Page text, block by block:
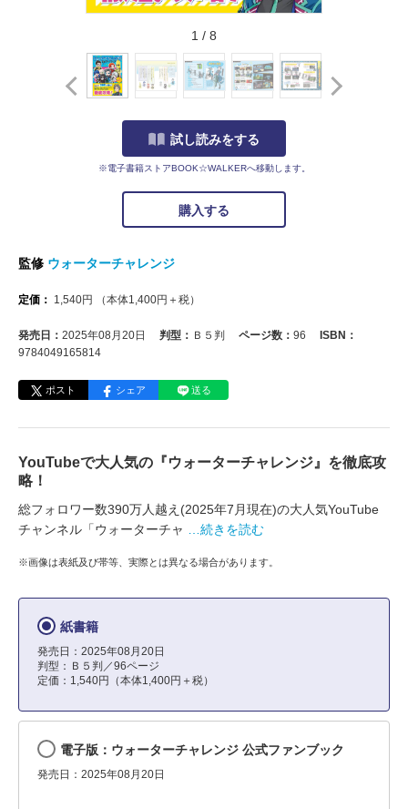
1 / 8
試し読みをする
※電子書籍ストアBOOK☆WALKERへ移動します。
購入する
監修 ウォーターチャレンジ
定価： 1,540円 （本体1,400円＋税）
発売日： 2025年08月20日 判型： Ｂ５判 ページ数： 96
ISBN：
9784049165814
ポスト シェア 送る
YouTubeで大人気の『ウォーターチャレンジ』を徹底攻
略！
総フォロワー数390万人越え(2025年7月現在)の大人気YouTube
チャンネル「ウォーターチャ
…続きを読む
※画像は表紙及び帯等、実際とは異なる場合があります。
紙書籍
発売日：2025年08月20日
判型：Ｂ５判／96ページ
定価：1,540円（本体1,400円＋税）
電子版：ウォーターチャレンジ 公式ファンブック
発売日：2025年08月20日